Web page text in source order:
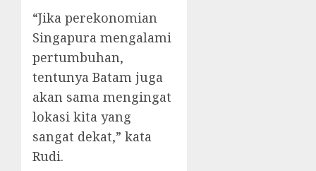
“Jika perekonomian
Singapura mengalami
pertumbuhan,
tentunya Batam juga
akan sama mengingat
lokasi kita yang
sangat dekat,” kata
Rudi.